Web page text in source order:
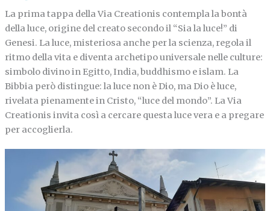
La prima tappa della Via Creationis contempla la bontà
della luce, origine del creato secondo il “Sia la luce!” di
Genesi. La luce, misteriosa anche per la scienza, regola il
ritmo della vita e diventa archetipo universale nelle culture:
simbolo divino in Egitto, India, buddhismo e islam. La
Bibbia però distingue: la luce non è Dio, ma Dio è luce,
rivelata pienamente in Cristo, “luce del mondo”. La Via
Creationis invita così a cercare questa luce vera e a pregare
per accoglierla.